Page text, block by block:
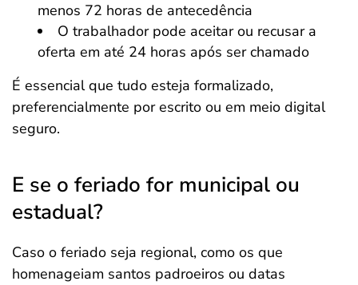
menos 72 horas de antecedência
O trabalhador pode aceitar ou recusar a
oferta em até 24 horas após ser chamado
É essencial que tudo esteja formalizado,
preferencialmente por escrito ou em meio digital
seguro.
E se o feriado for municipal ou
estadual?
Caso o feriado seja regional, como os que
homenageiam santos padroeiros ou datas